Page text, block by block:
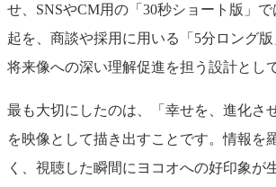
せ、SNSやCM用の「30秒ショート版」
起を、商談や採用に用いる「5分ロング
将来像への深い理解促進を担う設計とし
最も大切にしたのは、「幸せを、進化さ
を映像として描き出すことです。情報を
く、視聴した瞬間にヨコオへの好印象が